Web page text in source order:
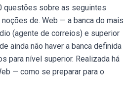
questões sobre as seguintes
de. Web — a banca do mais
(agente de correios) e superior
ainda não haver a banca definida
para nível superior. Realizada há
— como se preparar para o